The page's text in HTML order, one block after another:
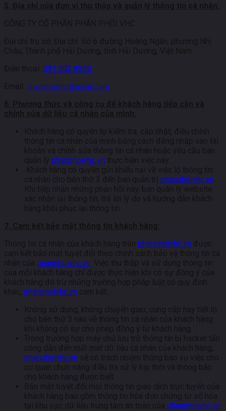
5. Địa chỉ của đơn vị thu thập và quản lý thông tin cá nhân:
CÔNG TY CỔ PHẦN PHÂN PHỐI VHC
Địa chỉ trụ sở: Địa chỉ: Số 6 đường Hoàng Ngân, phường Nhị
Châu, Thành phố Hải Dương, tỉnh Hải Dương, Việt Nam
Điện thoại: 091.902.9988
Email: phanphoivhc@gmail.com
6. Phương thức và công cụ để khách hàng tiếp cận và
chỉnh sửa dữ liệu cá nhân của mình:
Khách hàng có quyền tự kiểm tra, cập nhật, điều chỉnh
thông tin cá nhân của mình bằng cách đăng nhập vào tài
khoản và chỉnh sửa thông tin cá nhân hoặc yêu cầu ban
quản lý phanphoivhc.vn thực hiện việc này.
Khách hàng có quyền gửi khiếu nại về việc lộ thông tin
cá nhân cho bên thứ 3 đến ban quản trị phanphoivhc.vn
Khi tiếp nhận những phản hồi này, ban quản lý website
xác nhận lại thông tin, trả lời lý do và hướng dẫn khách
hàng khôi phục lại thông tin.
7. Cam kết bảo mật thông tin khách hàng:
Thông tin cá nhân của khách hàng trên phanphoivhc.vn được
cam kết bảo mật tuyệt đối theo chính sách bảo vệ thông tin cá
nhân của phanphoivhc.vn . Việc thu thập và sử dụng thông tin
của mỗi khách hàng chỉ được thực hiện khi có sự đồng ý của
khách hàng đó trừ những trường hợp pháp luật có quy định
khác, phanphoivhc.vn cam kết:
Không sử dụng, không chuyển giao, cung cấp hay tiết lộ
cho bên thứ 3 nào về thông tin cá nhân của khách hàng
khi không có sự cho phép đồng ý từ khách hàng.
Trong trường hợp máy chủ lưu trữ thông tin bị hacker tấn
công dẫn đến mất mát dữ liệu cá nhân của khách hàng,
phanphoivhc.vn sẽ có trách nhiệm thông báo vụ việc cho
cơ quan chức năng điều tra xử lý kịp thời và thông báo
cho khách hàng được biết.
Bảo mật tuyệt đối mọi thông tin giao dịch trực tuyến của
khách hàng bao gồm thông tin hóa đơn chứng từ số hóa
tại khu vực dữ liệu trung tâm an toàn của phanphoivhc.vn